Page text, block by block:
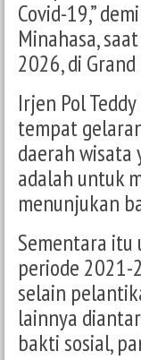
Covid-19,”
Minahasa,
2026, di
Irjen Pol
tempat
daerah wisata
adalah untuk
menunjukan
Sementara itu
periode 2021-
selain
lainnya
bakti sosial,